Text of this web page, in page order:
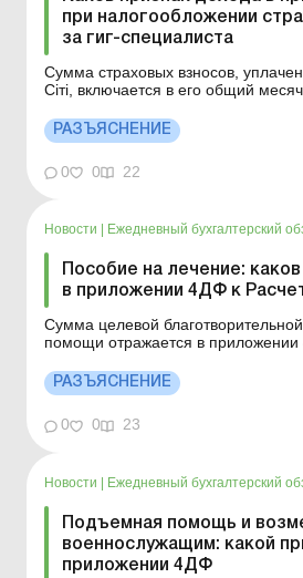
при налогообложении
за гиг-специалиста
Сумма страховых взносов,
Сіті, включается в его общий
18 % и военным сбором по ставке
4ДФ к Расчету отражается вся
взноса по признаку дохода «204».
РАЗЪЯСНЕНИЕ
0 0 22
Новости Ежедневный бухгалтерский
Пособие на лечение:
в приложении 4ДФ к
Сумма целевой благотворительной
помощи отражается в
имущества, предоставленные как
и медицинское обслуживание
приложении 4ДФ по признаку
п...
РАЗЪЯСНЕНИЕ
0 0 23
Новости | Ежедневный бухгалтерский
Подъемная помощь и
военнослужащим: какой
приложении 4ДФ